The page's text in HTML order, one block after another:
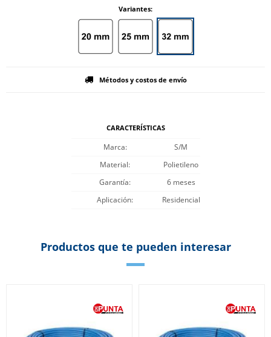
Variantes:
Métodos y costos de envío
CARACTERÍSTICAS
Marca
S/M
Material
Polietileno
Garantía
6 meses
Aplicación
Residencial
Productos que te pueden interesar